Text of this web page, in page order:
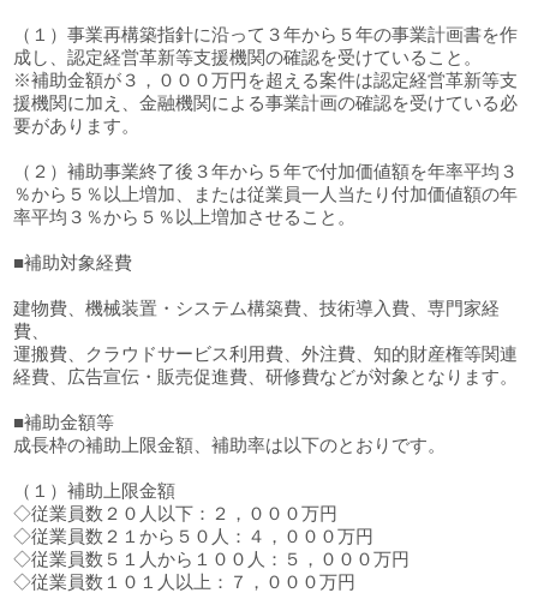
（１）事業再構築指針に沿って３年から５年の事業計画書を作
成し、認定経営革新等支援機関の確認を受けていること。
※補助金額が３，０００万円を超える案件は認定経営革新等支
援機関に加え、金融機関による事業計画の確認を受けている必
要があります。
（２）補助事業終了後３年から５年で付加価値額を年率平均３
％から５％以上増加、または従業員一人当たり付加価値額の年
率平均３％から５％以上増加させること。
■補助対象経費
建物費、機械装置・システム構築費、技術導入費、専門家経
費、
運搬費、クラウドサービス利用費、外注費、知的財産権等関連
経費、広告宣伝・販売促進費、研修費などが対象となります。
■補助金額等
成長枠の補助上限金額、補助率は以下のとおりです。
（１）補助上限金額
◇従業員数２０人以下：２，０００万円
◇従業員数２１から５０人：４，０００万円
◇従業員数５１人から１００人：５，０００万円
◇従業員数１０１人以上：７，０００万円